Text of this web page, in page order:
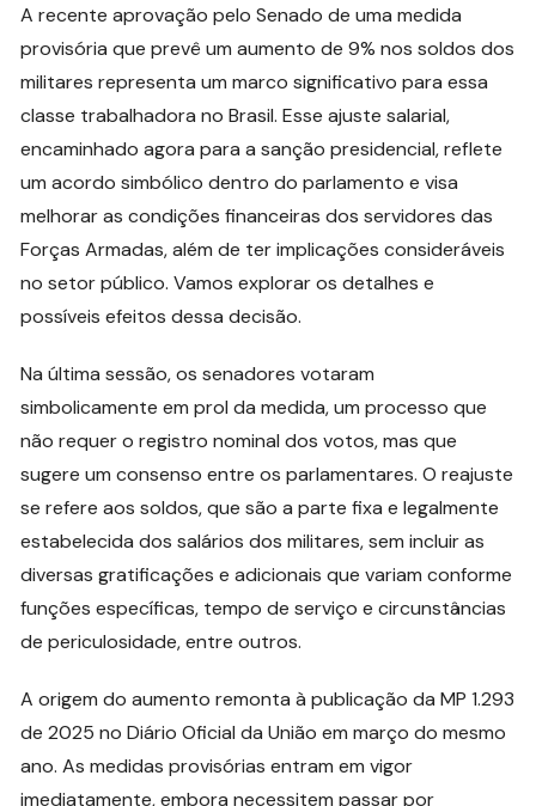
A recente aprovação pelo Senado de uma medida
provisória que prevê um aumento de 9% nos soldos dos
militares representa um marco significativo para essa
classe trabalhadora no Brasil. Esse ajuste salarial,
encaminhado agora para a sanção presidencial, reflete
um acordo simbólico dentro do parlamento e visa
melhorar as condições financeiras dos servidores das
Forças Armadas, além de ter implicações consideráveis
no setor público. Vamos explorar os detalhes e
possíveis efeitos dessa decisão.
Na última sessão, os senadores votaram
simbolicamente em prol da medida, um processo que
não requer o registro nominal dos votos, mas que
sugere um consenso entre os parlamentares. O reajuste
se refere aos soldos, que são a parte fixa e legalmente
estabelecida dos salários dos militares, sem incluir as
diversas gratificações e adicionais que variam conforme
funções específicas, tempo de serviço e circunstâncias
de periculosidade, entre outros.
A origem do aumento remonta à publicação da MP 1.293
de 2025 no Diário Oficial da União em março do mesmo
ano. As medidas provisórias entram em vigor
imediatamente, embora necessitem passar por